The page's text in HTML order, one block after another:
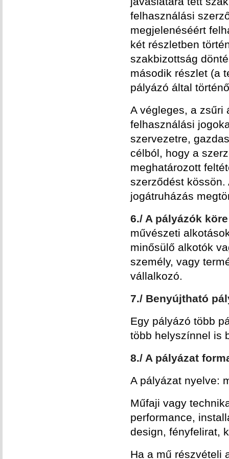
felhasználási
megjelenéséért
két részletben
szakbizottság
második részlet (a
pályázó által
A végleges, a zsűri
felhasználási
szervezetre,
célból, hogy a
meghatározott
szerződést
jogátruházás
6./ A pályázók
művészeti
minősülő alkotók
személy, vagy
vállalkozó.
7./ Benyújtható
Egy pályázó több
több helyszínnel is
8./ A pályázat
A pályázat nyelve:
Műfaji vagy
performance,
design, fényfelirat,
Ha a mű részvételi